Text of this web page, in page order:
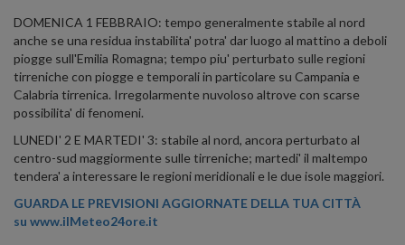
DOMENICA 1 FEBBRAIO: tempo generalmente stabile al nord
anche se una residua instabilita' potra' dar luogo al mattino a deboli
piogge sull'Emilia Romagna; tempo piu' perturbato sulle regioni
tirreniche con piogge e temporali in particolare su Campania e
Calabria tirrenica. Irregolarmente nuvoloso altrove con scarse
possibilita' di fenomeni.
LUNEDI' 2 E MARTEDI' 3: stabile al nord, ancora perturbato al
centro-sud maggiormente sulle tirreniche; martedi' il maltempo
tendera' a interessare le regioni meridionali e le due isole maggiori.
GUARDA LE PREVISIONI AGGIORNATE DELLA TUA CITTÀ
su www.ilMeteo24ore.it